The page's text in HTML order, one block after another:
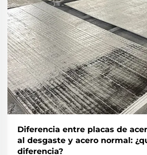
Diferencia entre placas de
al desgaste y acero normal:
diferencia?